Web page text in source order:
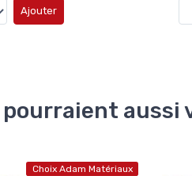
Ajouter
aussi
Choix Adam Matériaux